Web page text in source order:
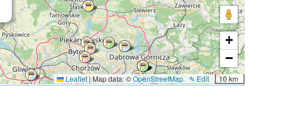
+
−
10 km
✎ Edit
Leaflet |Map data: ©OpenStreetMap